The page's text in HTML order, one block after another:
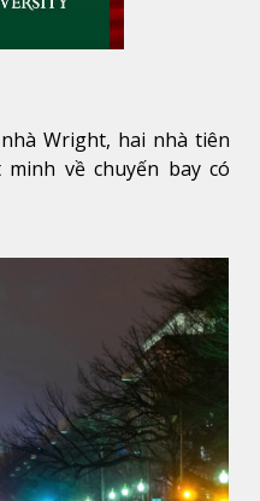
Wright, hai nhà tiên
về chuyến bay có